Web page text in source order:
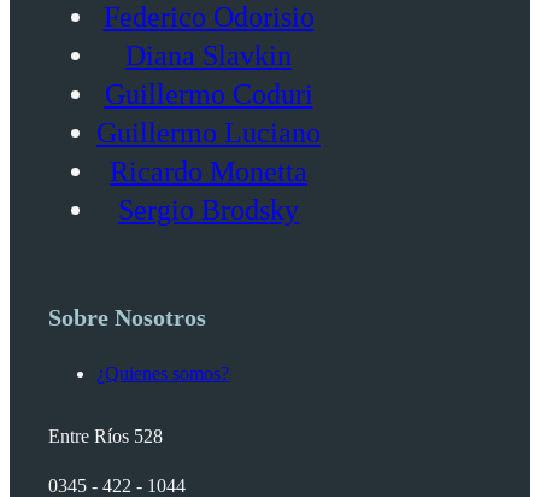
Federico Odorisio
Diana Slavkin
Guillermo Coduri
Guillermo Luciano
Ricardo Monetta
Sergio Brodsky
Sobre Nosotros
¿Quienes somos?
Entre Ríos 528
0345 - 422 - 1044